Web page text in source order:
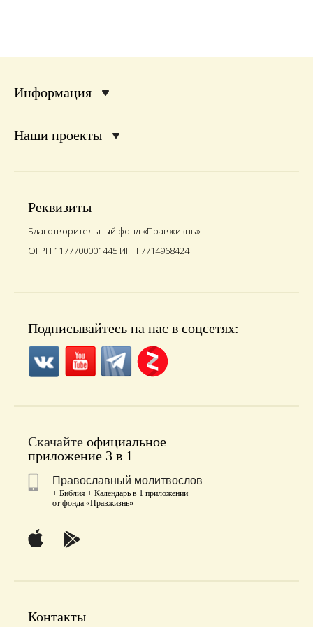
Информация
Наши проекты
Реквизиты
Благотворительный фонд «Правжизнь»
ОГРН 1177700001445 ИНН 7714968424
Подписывайтесь на нас в соцсетях:
Скачайте официальное
приложение 3 в 1
Православный молитвослов
+ Библия + Календарь в 1 приложении
от фонда «Правжизнь»
Контакты